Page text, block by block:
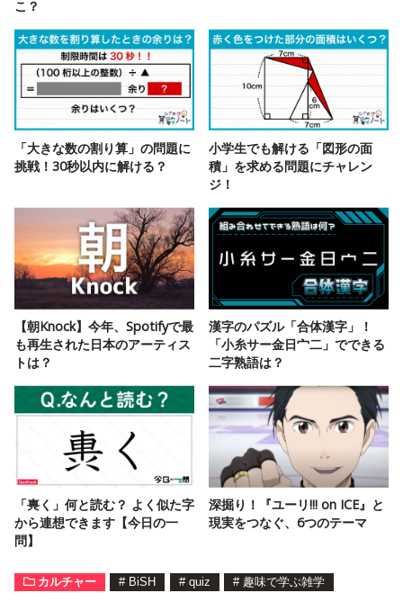
こ？
「大きな数の割り算」の問題に
挑戦！30秒以内に解ける？
小学生でも解ける「図形の面
積」を求める問題にチャレン
ジ！
【朝Knock】今年、Spotifyで最
も再生された日本のアーティス
トは？
漢字のパズル「合体漢字」！
「小糸サー金日宀二」でできる
二字熟語は？
「軣く」何と読む？ よく似た字
から連想できます【今日の一
問】
深掘り！『ユーリ!!! on ICE』と
現実をつなぐ、6つのテーマ
カルチャー # BiSH # quiz # 趣味で学ぶ雑学